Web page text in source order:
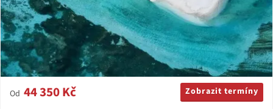
Od 44 350 Kč Zobrazit termíny